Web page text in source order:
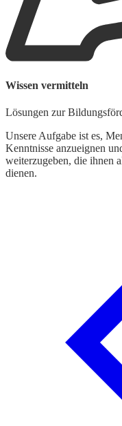
Wissen vermitteln
Lösungen zur
Unsere Aufgabe ist es,
Kenntnisse anzueignen
weiterzugeben, die ihnen
dienen.